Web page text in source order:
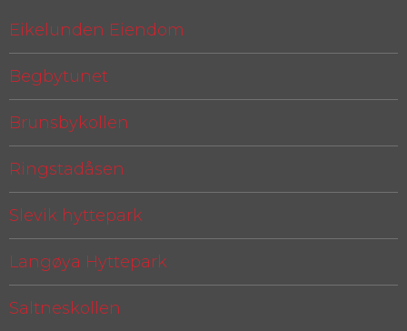
Eikelunden Eiendom
Begbytunet
Brunsbykollen
Ringstadåsen
Slevik hyttepark
Langøya Hyttepark
Saltneskollen